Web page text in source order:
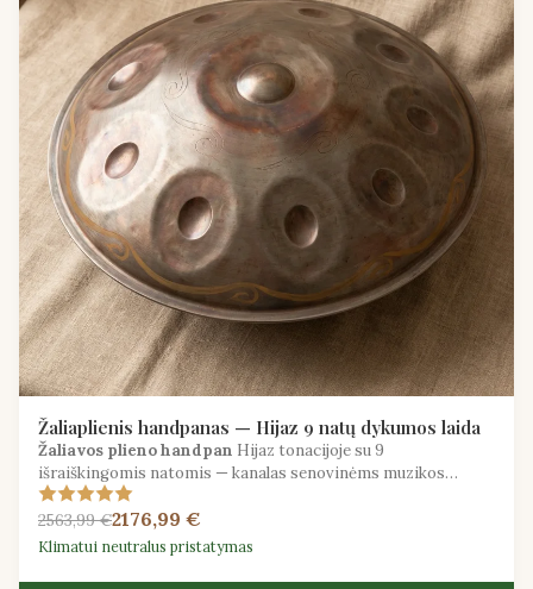
Žaliaplienis handpanas — Hijaz 9 natų dykumos laida
Žaliavos plieno handpan Hijaz tonacijoje su 9
išraiškingomis natomis — kanalas senovinėms muzikos
tradicijoms Artimuosiuose Rytuose ir Šiaurės Afrikoje.
2563,99 €2176,99 €
Klimatui neutralus pristatymas